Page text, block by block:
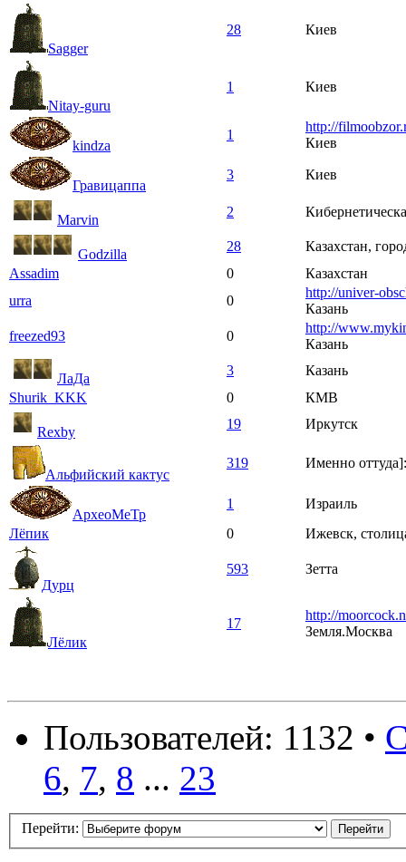
Sagger
28 Киев
Nitay-guru
1 Киев
kindza
1
http://
Киев
Гравицаппа
3 Киев
Marvin
2
Godzilla
28
Казахстан,
Assadim
0
Казахстан
urra
0
http://univer-
Казань
freezed93
0
http://
Казань
ЛаДа
3
Казань
Shurik_KKK
0 КМВ
Rexby
19 Иркутск
Альфийский кактус
319 Именно
АрхеоМеТр
1
Израиль
Лёпик
0 Ижевск,
Дурц
593 Зетта
Лёлик
17
http://
Земля.Москва
Пользователей: 1132 •
6, 7, 8 ... 23
Перейти: